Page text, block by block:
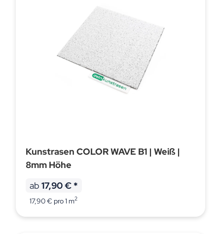
Kunstrasen COLOR WAVE B1 | Weiß |
8mm Höhe
ab 17,90 € *
17,90 € pro 1 m2